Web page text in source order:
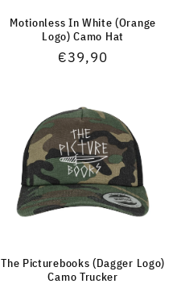
Motionless In White (Orange
Logo) Camo Hat
Normaler
€39,90
The Picturebooks (Dagger Logo)
Camo Trucker